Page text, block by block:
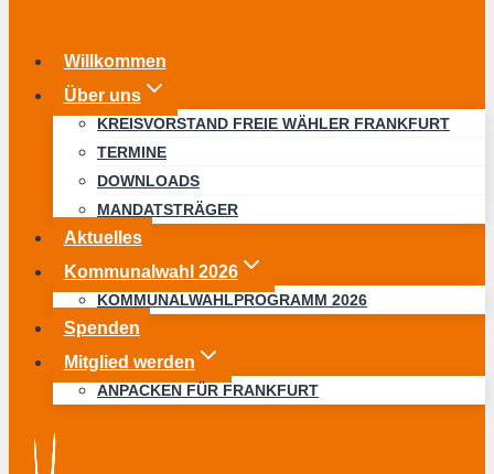
Willkommen
Über uns
KREISVORSTAND FREIE WÄHLER FRANKFURT
TERMINE
DOWNLOADS
MANDATSTRÄGER
Aktuelles
Kommunalwahl 2026
KOMMUNALWAHLPROGRAMM 2026
Spenden
Mitglied werden
ANPACKEN FÜR FRANKFURT